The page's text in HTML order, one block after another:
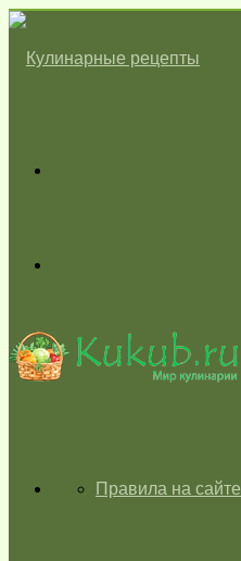
skin
ГЛАВНАЯПравила на сайте